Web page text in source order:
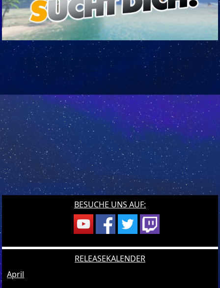
BESUCHE UNS AUF:
RELEASEKALENDER
April